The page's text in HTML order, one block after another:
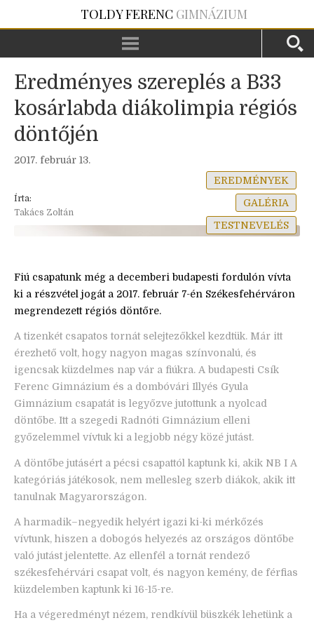
TOLDY FERENC GIMNÁZIUM
Eredményes szereplés a B33
kosárlabda diákolimpia régiós
döntőjén
2017. február 13.
Írta:
Takács Zoltán
EREDMÉNYEK
GALÉRIA
TESTNEVELÉS
Fiú csapatunk még a decemberi budapesti fordulón vívta
ki a részvétel jogát a 2017. február 7-én Székesfehérváron
megrendezett régiós döntőre.
A tizenkét csapatos tornát selejtezőkkel kezdtük. Már itt
érezhető volt, hogy nagyon magas színvonalú, és
igencsak küzdelmes nap vár a fiúkra. A budapesti Csík
Ferenc Gimnázium és a dombóvári Illyés Gyula
Gimnázium csapatát is legyőzve jutottunk a nyolcad
döntőbe. Itt a szegedi Radnóti Gimnázium elleni
győzelemmel vívtuk ki a legjobb négy közé jutást.
A döntőbe jutásért a pécsi csapattól kaptunk ki, akik NB I A
kategóriás játékosok, nem mellesleg szerb diákok, akik itt
tanulnak Magyarországon.
A harmadik–negyedik helyért igazi ki-ki mérkőzés
vívtunk, hiszen a dobogós helyezés az országos döntőbe
való jutást jelentette. Az ellenfél a tornát rendező
székesfehérvári csapat volt, és nagyon kemény, de férfias
küzdelemben kaptunk ki 16-15-re.
Ha a végeredményt nézem, rendkívül büszkék lehetünk a